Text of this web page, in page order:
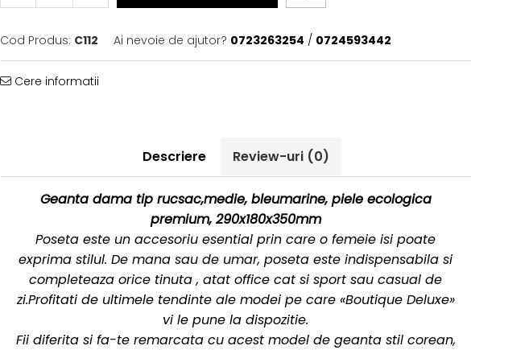
Cod Produs: C112 Ai nevoie de ajutor? 0723263254 / 0724593442
Cere informatii
Descriere Review-uri (0)
Geanta dama tip rucsac,medie, bleumarine, piele ecologica
premium, 290x180x350mm
Poseta este un accesoriu esential prin care o femeie isi poate
exprima stilul. De mana sau de umar, poseta este indispensabila si
completeaza orice tinuta , atat office cat si sport sau casual de
zi.Profitati de ultimele tendinte ale modei pe care «Boutique Deluxe»
vi le pune la dispozitie.
Fii diferita si fa-te remarcata cu acest model de geanta stil corean,